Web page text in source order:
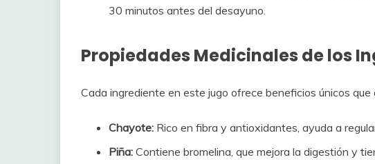
30 minutos antes del desayuno.
Propiedades Medicinales de los
Cada ingrediente en este jugo ofrece beneficios únicos
Chayote: Rico en fibra y antioxidantes, ayuda a
Piña: Contiene bromelina, que mejora la digestión y